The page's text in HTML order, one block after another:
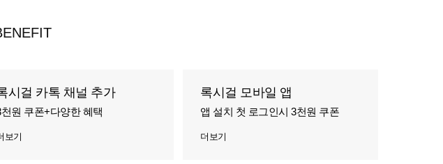
시걸 카톡 채널 추가
원 쿠폰+다양한 혜택
보기
록시걸 모바일 앱
앱 설치 첫 로그인시 3천원 쿠폰
더보기